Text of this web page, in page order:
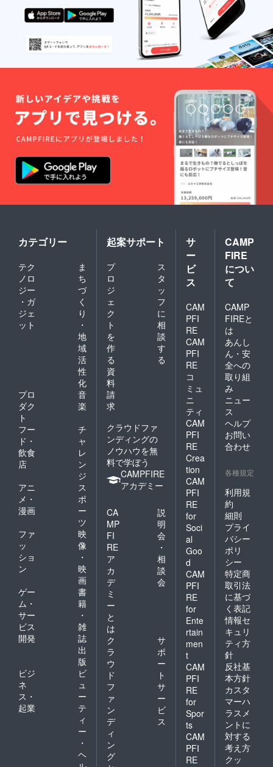
カテゴリー
テク
ノロ
ジー
・ガ
ジェ
ット
ま
ち
づ
く
り
・
地
域
活
性
化
プロ
ダク
ト
音
楽
フー
ド・
飲食
店
チ
ャ
レ
ン
ジ
アニ
メ・
漫画
ス
ポ
ー
ツ
ファ
ッ
ショ
ン
映
像
・
映
画
ゲー
ム・
サー
ビス
開発
書
籍
・
雑
誌
出
版
ビジ
ネ
ス・
起業
ビ
ュ
ー
テ
ィ
ー
・
ヘ
起案サポート
プ
ロ
ジ
ェ
ク
ト
を
作
る
ス
タ
ッ
フ
に
相
談
す
る
資
料
請
求
クラウドファ
ンディングの
ノウハウを無
料で学ぼう
CAMPFIRE
アカデミー
CA
MP
FI
RE
ア
カ
デ
ミ
ー
と
は
説
明
会
・
相
談
会
ク
ラ
ウ
ド
フ
ァ
ン
デ
ィ
ン
グ
サ
ポ
ー
ト
サ
ー
ビ
ス
サ
ー
ビ
ス
CAM
PFI
RE
CAM
PFI
RE
コ
ミュ
ニ
ティ
CAM
PFI
RE
Crea
tion
CAM
PFI
RE
for
Soci
al
Goo
d
CAM
PFI
RE
for
Ente
rtain
men
t
CAM
PFI
RE
for
Spor
ts
CAM
PFI
RE
CAMP
FIRE
につい
て
CAMP
FIREと
は
あんし
ん・安
全への
取り組
み
ニュー
ス
ヘルプ
お問い
合わせ
各種規定
利用規
約
細則
プライ
バシー
ポリ
シー
特定商
取引法
に基づ
く表記
情報セ
キュリ
ティ方
針
反社基
本方針
カスタ
マーハ
ラスメ
ントに
対する
考え方
クッ